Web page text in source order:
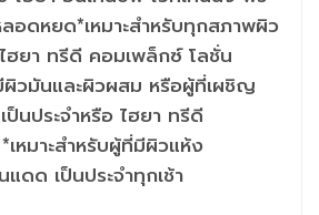
อดหยด*เหมาะสำหรับทุกสภาพผิว
ยา ทรีดี คอมเพล็กซ์ โลชั่น
ผิวมันและผิวผสม หรือผู้ที่เผชิญ
ป็นประจำหรือ ไฮยา ทรีดี
หมาะสำหรับผู้ที่มีผิวแห้ง
ดด เป็นประจำทุกเช้า